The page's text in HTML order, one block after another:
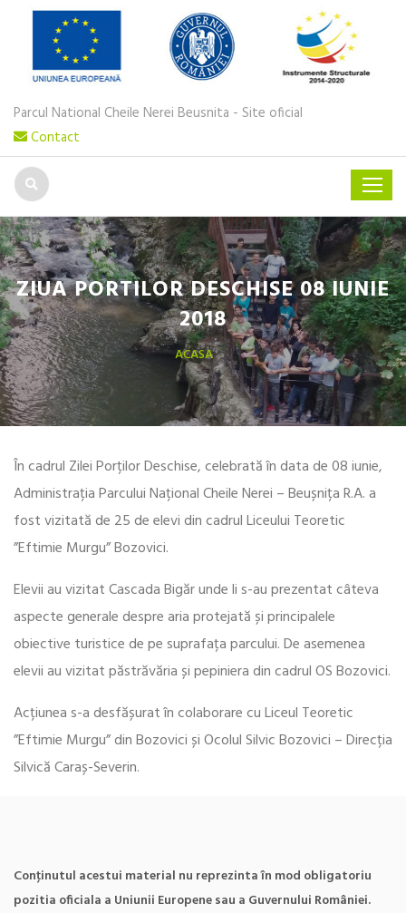
Parcul National Cheile Nerei Beusnita - Site oficial
Contact
ZIUA PORTILOR DESCHISE 08 IUNIE
2018
ACASA
În cadrul Zilei Porților Deschise, celebrată în data de 08 iunie,
Administrația Parcului Național Cheile Nerei – Beușnița R.A. a
fost vizitată de 25 de elevi din cadrul Liceului Teoretic
”Eftimie Murgu” Bozovici.
Elevii au vizitat Cascada Bigăr unde li s-au prezentat câteva
aspecte generale despre aria protejată și principalele
obiective turistice de pe suprafața parcului. De asemenea
elevii au vizitat păstrăvăria și pepiniera din cadrul OS Bozovici.
Acțiunea s-a desfășurat în colaborare cu Liceul Teoretic
”Eftimie Murgu” din Bozovici și Ocolul Silvic Bozovici – Direcția
Silvică Caraș-Severin.
Conţinutul acestui material nu reprezinta în mod obligatoriu
pozitia oficiala a Uniunii Europene sau a Guvernului României.